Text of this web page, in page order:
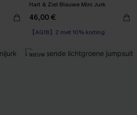
Hart & Ziel Blauwe Mini Jurk
46,00 €
【AG18】2 met 10% korting
NIEUW